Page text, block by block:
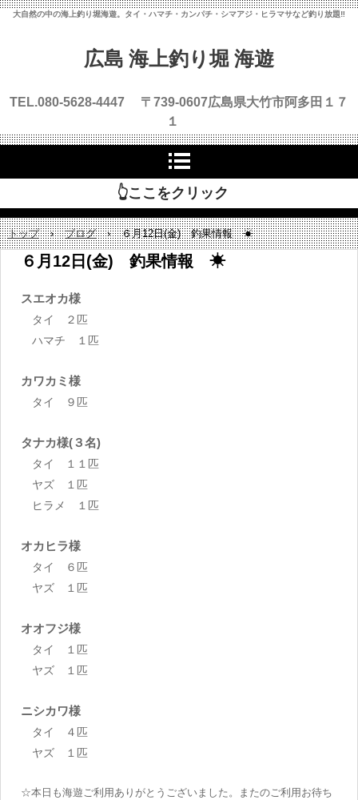
広島 海上釣り堀 海遊
大自然の中の海上釣り堀海遊。タイ・ハマチ・カンパチ・シマアジ・ヒラマサなど釣り放題‼
TEL.080-5628-4447 〒739-0607広島県大竹市阿多田１７
１
👆ここをクリック
トップ › ブログ › ６月12日(金) 釣果情報 ☀
６月12日(金) 釣果情報 ☀
スエオカ様
タイ ２匹
ハマチ １匹
カワカミ様
タイ ９匹
タナカ様(３名)
タイ １１匹
ヤズ １匹
ヒラメ １匹
オカヒラ様
タイ ６匹
ヤズ １匹
オオフジ様
タイ １匹
ヤズ １匹
ニシカワ様
タイ ４匹
ヤズ １匹
☆本日も海遊ご利用ありがとうございました。またのご利用お待ち